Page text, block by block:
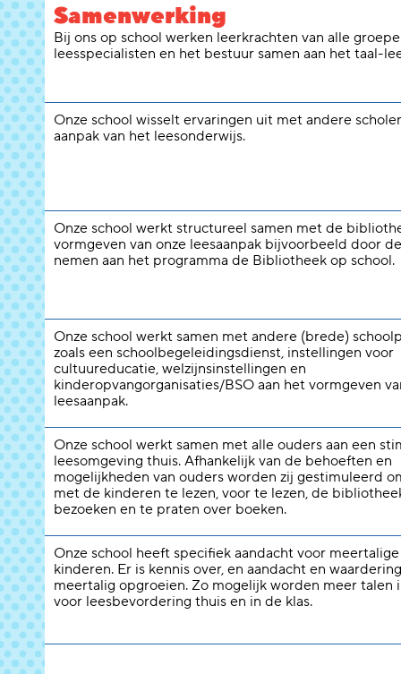
Samenwerking
Bij ons op school werken leerkrachten van alle
leesspecialisten en het bestuur samen aan het taal-
Onze school wisselt ervaringen uit met andere
aanpak van het leesonderwijs.
Onze school werkt structureel samen met de
vormgeven van onze leesaanpak bijvoorbeeld door
nemen aan het programma de Bibliotheek op school.
Onze school werkt samen met andere (brede)
zoals een schoolbegeleidingsdienst, instellingen voor
cultuureducatie, welzijnsinstellingen en
kinderopvangorganisaties/BSO aan het vormgeven
leesaanpak.
Onze school werkt samen met alle ouders aan een
leesomgeving thuis. Afhankelijk van de behoeften en
mogelijkheden van ouders worden zij gestimuleerd
met de kinderen te lezen, voor te lezen, de
bezoeken en te praten over boeken.
Onze school heeft specifiek aandacht voor
kinderen. Er is kennis over, en aandacht en
meertalig opgroeien. Zo mogelijk worden meer talen
voor leesbevordering thuis en in de klas.